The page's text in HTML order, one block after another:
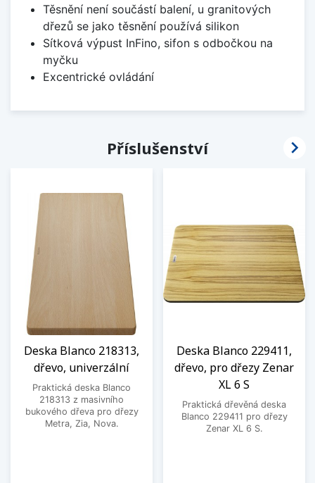
Těsnění není součástí balení, u granitových
dřezů se jako těsnění používá silikon
Sítková výpust InFino, sifon s odbočkou na
myčku
Excentrické ovládání
Příslušenství
Deska Blanco 218313,
dřevo, univerzální
Praktická deska Blanco
218313 z masivního
bukového dřeva pro dřezy
Metra, Zia, Nova.
Deska Blanco 229411,
dřevo, pro dřezy Zenar
XL 6 S
Praktická dřevěná deska
Blanco 229411 pro dřezy
Zenar XL 6 S.
